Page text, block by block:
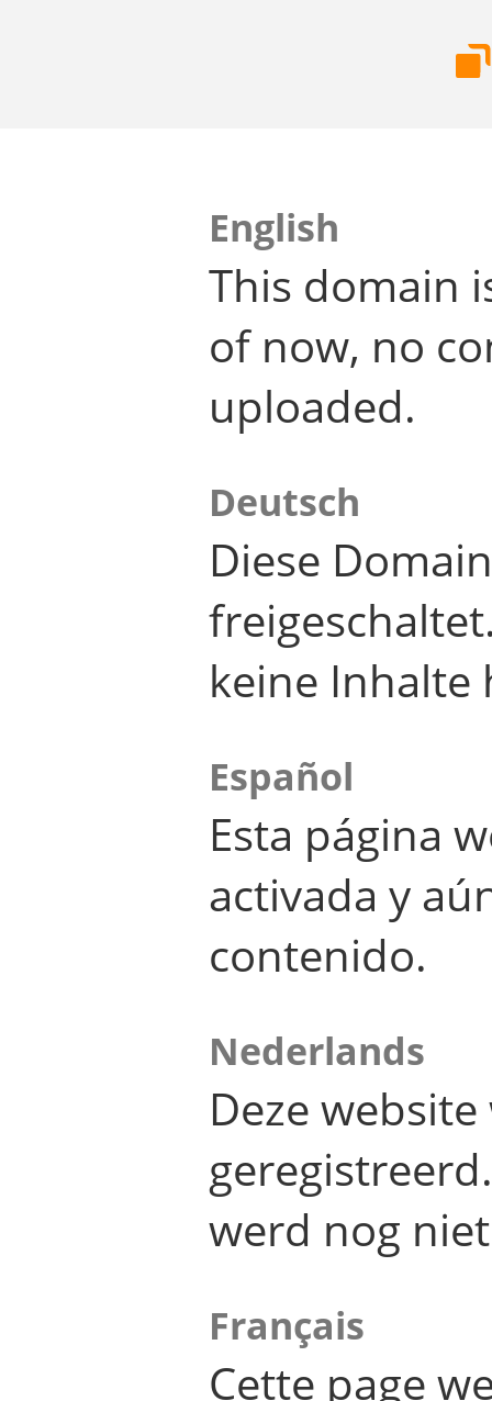
English
This domain
of now, no
uploaded.
Deutsch
Diese
keine Inhalte
Español
Esta página
activada y
contenido.
Nederlands
Deze
werd nog
Français
Cette page